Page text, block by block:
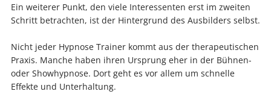
Ein weiterer Punkt, den viele Interessenten erst im zweiten
Schritt betrachten, ist der Hintergrund des Ausbilders selbst.
Nicht jeder Hypnose Trainer kommt aus der therapeutischen
Praxis. Manche haben ihren Ursprung eher in der Bühnen-
oder Showhypnose. Dort geht es vor allem um schnelle
Effekte und Unterhaltung.